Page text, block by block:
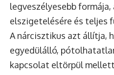
legveszélyesebb
elszigetelésére és teljes
A nárcisztikus azt állítja,
egyedülálló,
kapcsolat eltörpül